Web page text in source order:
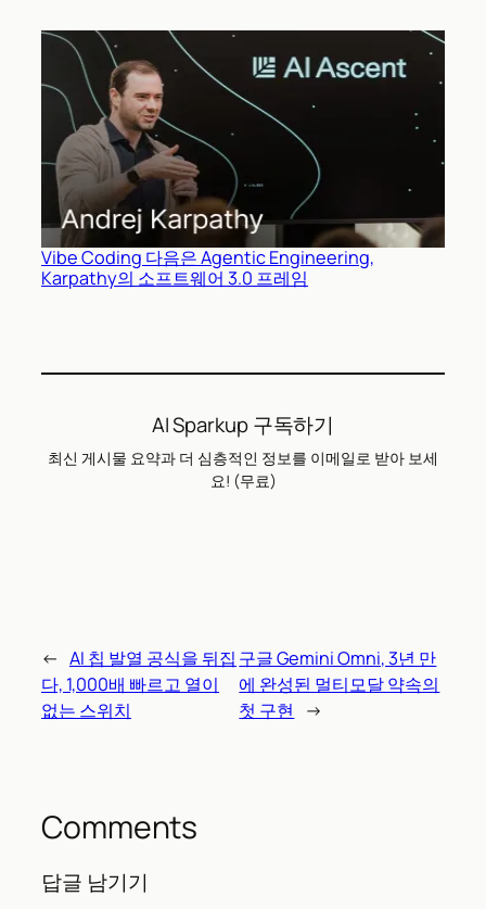
Vibe Coding 다음은 Agentic Engineering,
Karpathy의 소프트웨어 3.0 프레임
AI Sparkup 구독하기
최신 게시물 요약과 더 심층적인 정보를 이메일로 받아 보세
요! (무료)
← AI 칩 발열 공식을 뒤집
다, 1,000배 빠르고 열이
없는 스위치
구글 Gemini Omni, 3년 만
에 완성된 멀티모달 약속의
첫 구현
→
Comments
답글 남기기